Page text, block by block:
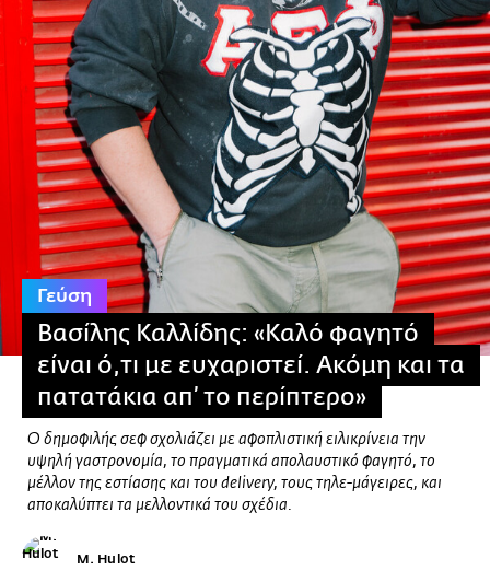
Γεύση
Βασίλης Καλλίδης: «Καλό φαγητό
είναι ό,τι με ευχαριστεί. Ακόμη και τα
πατατάκια απ’ το περίπτερο»
Ο δημοφιλής σεφ σχολιάζει με αφοπλιστική ειλικρίνεια την
υψηλή γαστρονομία, το πραγματικά απολαυστικό φαγητό, το
μέλλον της εστίασης και του delivery, τους τηλε-μάγειρες, και
αποκαλύπτει τα μελλοντικά του σχέδια.
M. Hulot